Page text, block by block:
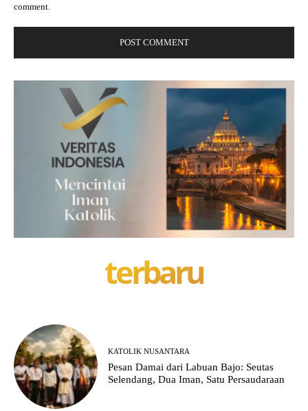
comment.
terbaru
KATOLIK NUSANTARA
Pesan Damai dari Labuan Bajo: Seutas
Selendang, Dua Iman, Satu Persaudaraan